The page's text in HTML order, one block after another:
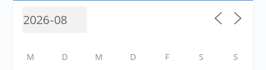
M D M D F S S